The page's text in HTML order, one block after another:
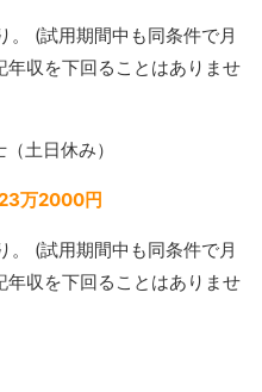
。 (試用期間中も同条件で月
収を下回ることはありませ
土日休み）
万2000円
。 (試用期間中も同条件で月
収を下回ることはありませ